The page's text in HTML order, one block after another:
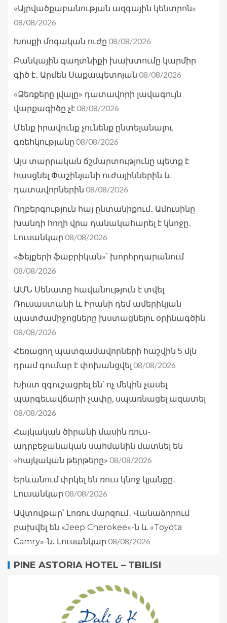
«Այրվածքաբանության ազգային կենտրոն»
08/08/2026
Խոսքի մոգական ուժը 08/08/2026
Բանկային գաղտնիքի խախտումը կարմիր
գիծ է․ Արմեն Սաքապետոյան 08/08/2026
«Ձեռքերը լվալը» դատավորի լավագույն
վարքագիծը չէ08/08/2026
Մենք իրավունք չունենք ընտելանալու
գռեհկությանը 08/08/2026
Այս տարրական ճշմարտությունը պետք է
հասցնել Փաշինյանի ուժայիններին և
դատավորներին 08/08/2026
Ողբերգություն հայ ընտանիքում․ Ամուսինը
խանդի հողի վրա դանակահարել է կնոջը․
Լուսանկար 08/08/2026
«Ֆեյքերի ֆաբրիկան»՝ խորհրդարանում
08/08/2026
ԱՄՆ Սենատը հավանություն է տվել
Ռուսաստանի և Իրանի դեմ ամերիկյան
պատժամիջոցները խստացնելու օրինագծին
08/08/2026
Հեռացող պատգամավորների հաշվին 5 մլն
դրամ գումար է փոխանցվել 08/08/2026
Խիստ զգուշացրել են՝ ոչ մեկին չասել
պարգեւավճարի չափը, սպառնացել ազատել
08/08/2026
Հայկական ծիրանի մասին ռուս-
ադրբեջանական սահմանին մատնել են
«հայկական թերթերը» 08/08/2026
Երևանում փրկել են ռուս կնոջ կյանքը․
Լուսանկար 08/08/2026
Ավտովթար՝ Լոռու մարզում․ Վանաձորում
բախվել են «Jeep Cherokee»-ն և «Toyota
Camry»-ն․ Լուսանկար 08/08/2026
PINE ASTORIA HOTEL – TBILISI